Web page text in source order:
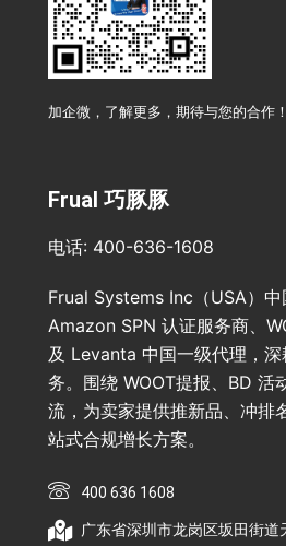
加企微，了解更多，期待与您的合作！
Frual 巧豚豚
电话: 400-636-1608
Frual Systems Inc（USA）
Amazon SPN 认证服务商、
及 Levanta 中国一级代理，
务。围绕 WOOT提报、BD 活
流，为卖家提供推新品、冲排
站式合规增长方案。
400 636 1608
广东省深圳市龙岗区坂田街道